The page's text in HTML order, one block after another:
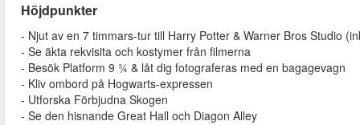
Höjdpunkter
- Njut av en 7 timmars-tur till Harry Potter & Warner Bros Studio
- Se äkta rekvisita och kostymer från filmerna
- Besök Platform 9 ¾ & låt dig fotograferas med en bagagevagn
- Kliv ombord på Hogwarts-expressen
- Utforska Förbjudna Skogen
- Se den hisnande Great Hall och Diagon Alley